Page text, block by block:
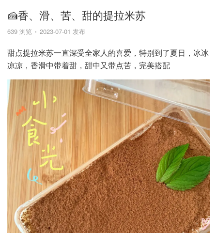
🍰香、滑、苦、甜的提拉米苏
639 浏览 2023-07-01 发布
甜点提拉米苏一直深受全家人的喜爱，特别到了夏日，冰冰
凉凉，香滑中带着甜，甜中又带点苦，完美搭配